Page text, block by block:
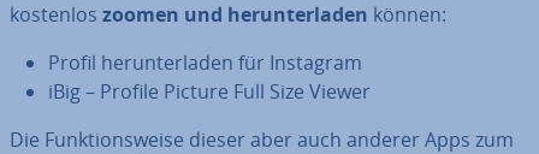
kostenlos zoomen und her­un­ter­la­den können:
Profil her­un­ter­la­den für Instagram
iBig – Profile Picture Full Size Viewer
Die Funk­ti­ons­wei­se dieser aber auch anderer Apps zum